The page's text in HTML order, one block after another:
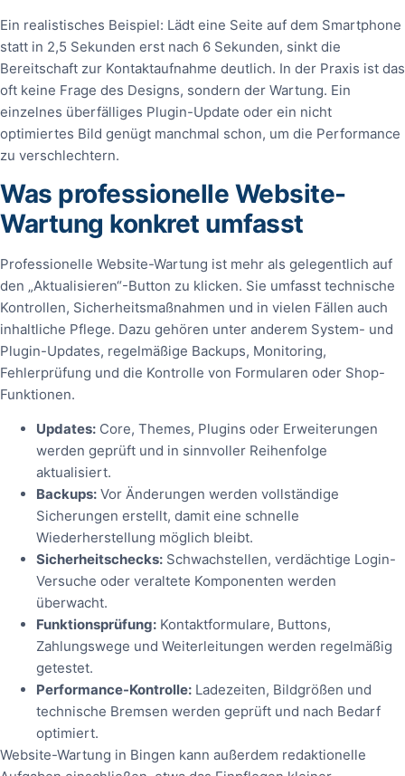
Ein realistisches Beispiel: Lädt eine Seite auf dem Smartphone
statt in 2,5 Sekunden erst nach 6 Sekunden, sinkt die
Bereitschaft zur Kontaktaufnahme deutlich. In der Praxis ist das
oft keine Frage des Designs, sondern der Wartung. Ein
einzelnes überfälliges Plugin-Update oder ein nicht
optimiertes Bild genügt manchmal schon, um die Performance
zu verschlechtern.
Was professionelle Website-
Wartung konkret umfasst
Professionelle Website-Wartung ist mehr als gelegentlich auf
den „Aktualisieren“-Button zu klicken. Sie umfasst technische
Kontrollen, Sicherheitsmaßnahmen und in vielen Fällen auch
inhaltliche Pflege. Dazu gehören unter anderem System- und
Plugin-Updates, regelmäßige Backups, Monitoring,
Fehlerprüfung und die Kontrolle von Formularen oder Shop-
Funktionen.
Updates: Core, Themes, Plugins oder Erweiterungen
werden geprüft und in sinnvoller Reihenfolge
aktualisiert.
Backups: Vor Änderungen werden vollständige
Sicherungen erstellt, damit eine schnelle
Wiederherstellung möglich bleibt.
Sicherheitschecks: Schwachstellen, verdächtige Login-
Versuche oder veraltete Komponenten werden
überwacht.
Funktionsprüfung: Kontaktformulare, Buttons,
Zahlungswege und Weiterleitungen werden regelmäßig
getestet.
Performance-Kontrolle: Ladezeiten, Bildgrößen und
technische Bremsen werden geprüft und nach Bedarf
optimiert.
Website-Wartung in Bingen kann außerdem redaktionelle